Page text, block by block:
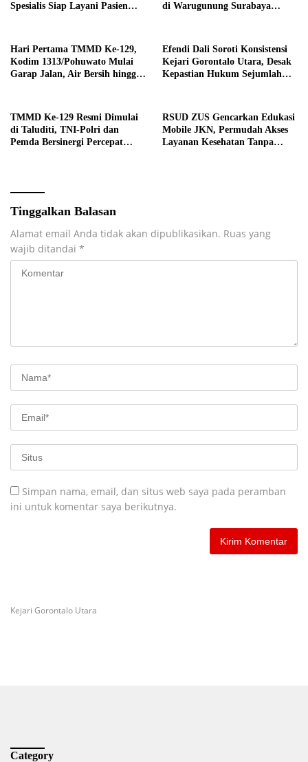
Spesialis Siap Layani Pasien
di Warugunung Surabaya
Hari Pertama TMMD Ke-129,
Kodim 1313/Pohuwato Mulai
Garap Jalan, Air Bersih hingga
Efendi Dali Soroti Konsistensi
Kejari Gorontalo Utara, Desak
Kepastian Hukum Sejumlah
TMMD Ke-129 Resmi Dimulai
di Taluditi, TNI-Polri dan
Pemda Bersinergi Percepat
RSUD ZUS Gencarkan Edukasi
Mobile JKN, Permudah Akses
Layanan Kesehatan Tanpa
Tinggalkan Balasan
Alamat email Anda tidak akan dipublikasikan. Ruas yang
wajib ditandai *
Simpan nama, email, dan situs web saya pada peramban
ini untuk komentar saya berikutnya.
Kejari Gorontalo Utara
Category